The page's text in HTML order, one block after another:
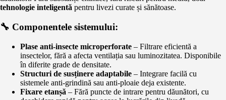
tehnologie inteligentă pentru livezi curate și sănătoase.
🔧 Componentele sistemului:
Plase anti-insecte microperforate – Filtrare eficientă a
insectelor, fără a afecta ventilația sau luminozitatea. Disponibile
în diferite grade de densitate.
Structuri de susținere adaptabile – Integrare facilă cu
sistemele anti-grindină sau anti-ploaie deja existente.
Fixare etanșă – Fără puncte de intrare pentru dăunători, cu